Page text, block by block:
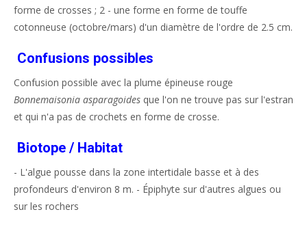
forme de crosses ; 2 - une forme en forme de touffe
cotonneuse (octobre/mars) d'un diamètre de l'ordre de 2.5 cm.
Confusions possibles
Confusion possible avec la plume épineuse rouge
Bonnemaisonia asparagoides que l'on ne trouve pas sur l'estran
et qui n'a pas de crochets en forme de crosse.
Biotope / Habitat
- L'algue pousse dans la zone intertidale basse et à des
profondeurs d'environ 8 m. - Épiphyte sur d'autres algues ou
sur les rochers